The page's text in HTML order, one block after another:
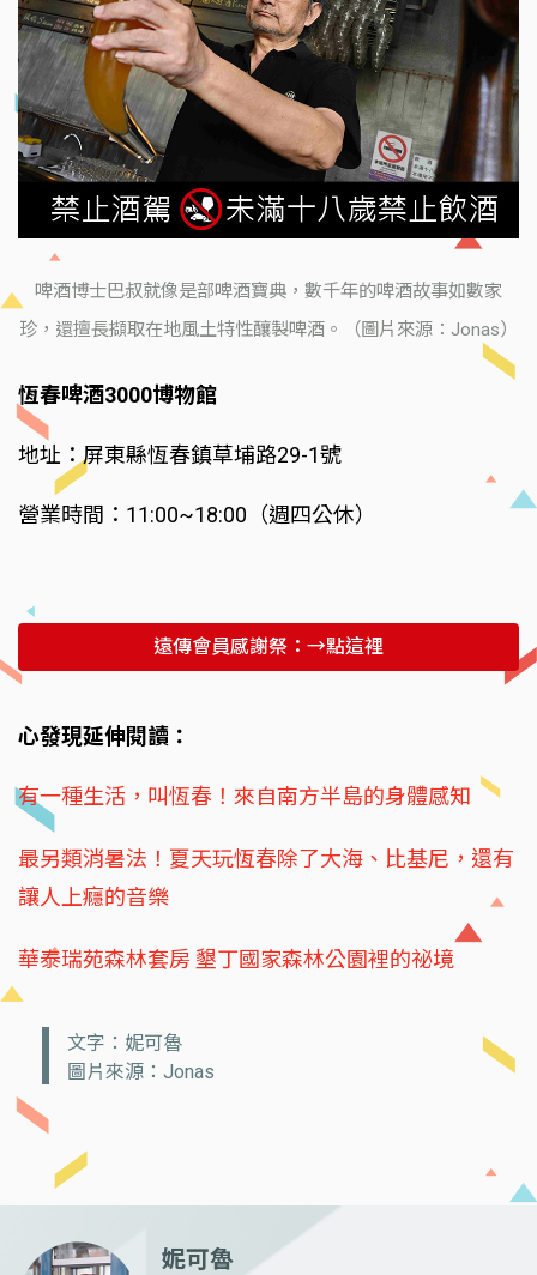
啤酒博士巴叔就像是部啤酒寶典，數千年的啤酒故事如數家
珍，還擅長擷取在地風土特性釀製啤酒。（圖片來源：Jonas）
恆春啤酒3000博物館
地址：屏東縣恆春鎮草埔路29-1號
營業時間：11:00~18:00（週四公休）
遠傳會員感謝祭：→點這裡
心發現延伸閱讀：
有一種生活，叫恆春！來自南方半島的身體感知
最另類消暑法！夏天玩恆春除了大海、比基尼，還有
讓人上癮的音樂
華泰瑞苑森林套房 墾丁國家森林公園裡的祕境
文字：妮可魯
圖片來源：Jonas
妮可魯